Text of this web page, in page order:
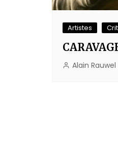
Artistes
Alain Rauwel